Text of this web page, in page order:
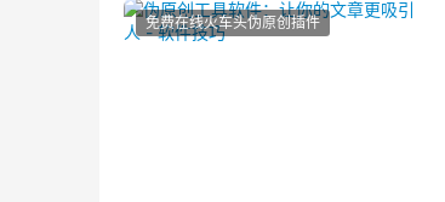
免费在线火车头伪原创插件